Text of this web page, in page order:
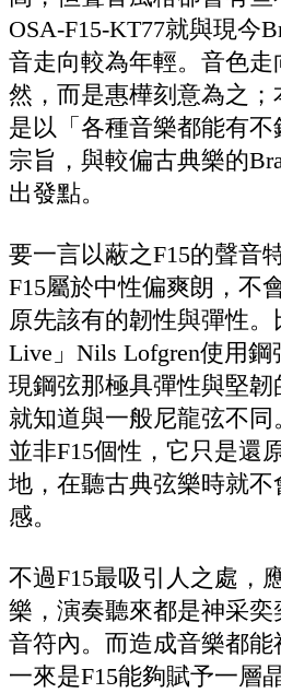
OSA-F15-KT77就與現今
音走向較為年輕。音色
然，而是惠樺刻意為之；
是以「各種音樂都能有
宗旨，與較偏古典樂的
出發點。
要一言以蔽之F15的聲音
F15屬於中性偏爽朗，不
原先該有的韌性與彈性。
Live」Nils Lofgren使用鋼
現鋼弦那極具彈性與堅
就知道與一般尼龍弦不
並非F15個性，它只是還
地，在聽古典弦樂時就
感。
不過F15最吸引人之處，
樂，演奏聽來都是神采
音符內。而造成音樂都能
一來是F15能夠賦予一層